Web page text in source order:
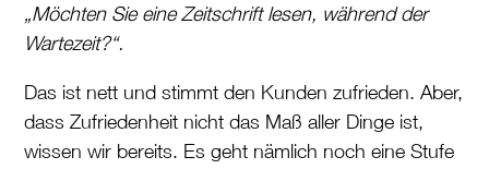
„Möchten Sie eine Zeitschrift lesen, während der
Wartezeit?“.
Das ist nett und stimmt den Kunden zufrieden. Aber,
dass Zufriedenheit nicht das Maß aller Dinge ist,
wissen wir bereits. Es geht nämlich noch eine Stufe